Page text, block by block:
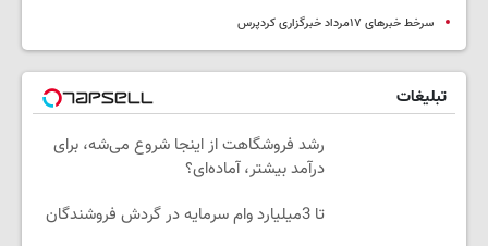
سرخط خبرهای ۱۷مرداد خبرگزاری کردپرس
تبلیغات
رشد فروشگاهت از اینجا شروع می‌شه، برای
درآمد بیشتر، آماده‌ای؟
تا 3میلیارد وام سرمایه در گردش فروشندگان